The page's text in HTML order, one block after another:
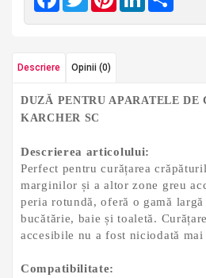
Descriere Opinii (0)
DUZĂ PENTRU APARATELE DE
KARCHER SC
Descrierea articolului:
Perfect pentru curățarea
marginilor și a altor zone greu
peria rotundă, oferă o gamă
bucătărie, baie și toaletă.
accesibile nu a fost niciodată mai
Compatibilitate: